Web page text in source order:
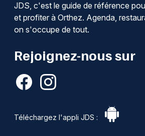
JDS, c'est le guide de référence
et profiter à Orthez. Agenda,
on s'occupe de tout.
Rejoignez-nous sur
Téléchargez l'appli JDS :